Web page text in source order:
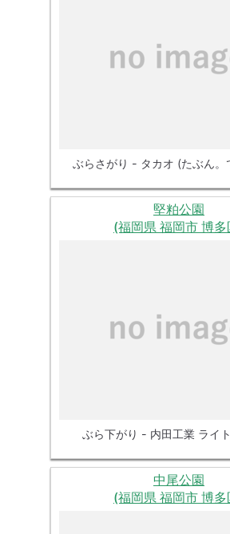
ぶらさがり - タカオ (たぶん。
堅粕公園
(福岡県 福岡市 博多
ぶら下がり - 内田工業 ライ
中尾公園
(福岡県 福岡市 博多